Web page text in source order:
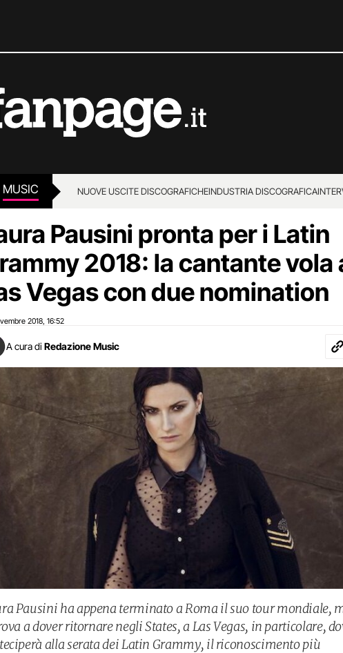
MUSIC NUOVE USCITE DISCOGRAFICHEINDUSTRIA DISCOGRAFICA
Pausini pronta per i Latin
2018: la cantante vola
Vegas con due nomination
2018 16:52
A cura di Redazione Music
Pausini ha appena terminato a Roma il suo tour mondiale,
a dover ritornare negli States, a Las Vegas, in particolare,
alla serata dei Latin Grammy, il riconoscimento più